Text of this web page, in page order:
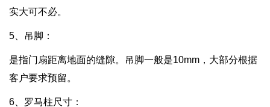
实大可不必。
5、吊脚：
是指门扇距离地面的缝隙。吊脚一般是10mm，大部分根据
客户要求预留。
6、罗马柱尺寸：